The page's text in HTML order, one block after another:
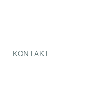
KONTAKT